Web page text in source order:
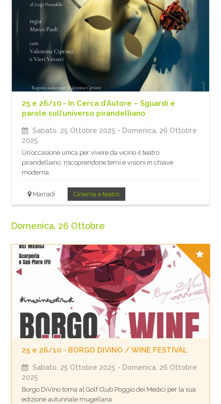
25 e 26/10 - In Cerca d’Autore – Sguardi e
parole sull’universo pirandelliano
Sabato, 25 Ottobre 2025 - Domenica, 26 Ottobre
2025
Un’occasione unica per vivere da vicino il teatro
pirandelliano, riscoprendone temi e visioni in chiave
moderna.
Marradi Cinema e teatro
Domenica, 26 Ottobre
25 e 26/10 - BORGO DIVINO / WINE FESTIVAL
Sabato, 25 Ottobre 2025 - Domenica, 26 Ottobre
2025
Borgo DiVino torna al Golf Club Poggio dei Medici per la sua
edizione autunnale mugellana